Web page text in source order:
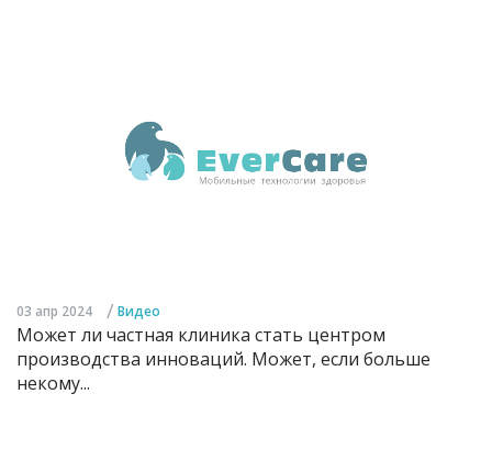
03 апр 2024 / Видео
Может ли частная клиника стать центром
производства инноваций. Может, если больше
некому...